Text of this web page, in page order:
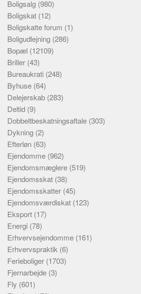
Boligsalg (980)
Boligskat (12)
Boligskatte forum (1)
Boligudlejning (286)
Bopæl (12109)
Briller (43)
Bureaukrati (248)
Byhuse (64)
Delejerskab (283)
Deltid (9)
Dobbeltbeskatningsaftale (303)
Dykning (2)
Efterløn (63)
Ejendomme (962)
Ejendomsmæglere (519)
Ejendomsskat (38)
Ejendomsskatter (45)
Ejendomsværdiskat (123)
Eksport (17)
Energi (78)
Erhvervsejendomme (161)
Erhvervspraktik (6)
Ferieboliger (1703)
Fjernarbejde (3)
Fly (601)